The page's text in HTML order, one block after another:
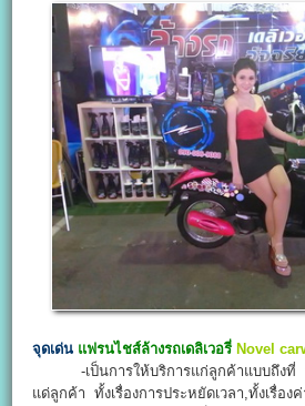
จุดเด่น แฟรนไชส์ล้างรถเดลิเวอรี่ Novel
-เป็นการให้บริการแก่ลูกค้าแบบถึงที่
แด่ลูกค้า ทั้งเรื่องการประหยัดเวลา,ทั้งเรื่อง